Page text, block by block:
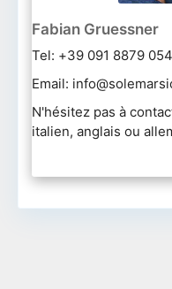
Fabian Gruessner
Tel: +39 091 8879 054
Email:
N'hésitez pas à
italien, anglais ou